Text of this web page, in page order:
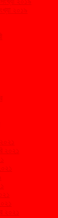
২০১৯
২০২১
২০২১
২০২১